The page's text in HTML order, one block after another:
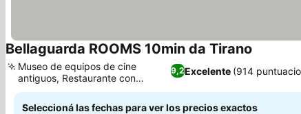
Bellaguarda ROOMS 10min da Tirano
9,2Excelente (914
Museo de equipos de cine
antiguos, Restaurante con
acuario único
Seleccioná las fechas para ver los precios exactos